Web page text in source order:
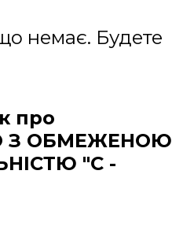
немає. Будете
про
З ОБМЕЖЕНОЮ
"С -